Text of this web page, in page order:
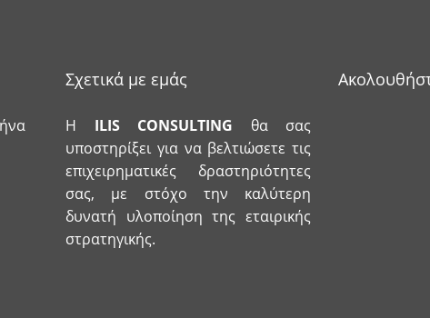
Σχετικά με εμάς
Η ILIS CONSULTING θα σας
υποστηρίξει για να βελτιώσετε τις
επιχειρηματικές δραστηριότητες
σας, με στόχο την καλύτερη
δυνατή υλοποίηση της εταιρικής
στρατηγικής.